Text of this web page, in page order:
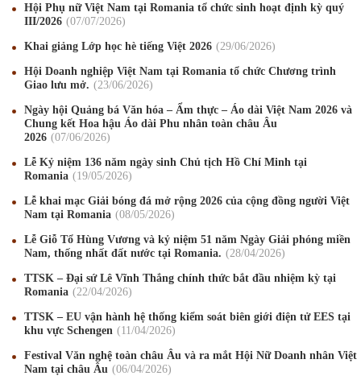
Hội Phụ nữ Việt Nam tại Romania tổ chức sinh hoạt định kỳ quý
III/2026
07/07/2026
Khai giảng Lớp học hè tiếng Việt 2026 29/06/2026
Hội Doanh nghiệp Việt Nam tại Romania tổ chức Chương trình
Giao lưu mở.
23/06/2026
Ngày hội Quảng bá Văn hóa – Ẩm thực – Áo dài Việt Nam 2026 và
Chung kết Hoa hậu Áo dài Phu nhân toàn châu Âu
2026
07/06/2026
Lễ Kỷ niệm 136 năm ngày sinh Chủ tịch Hồ Chí Minh tại
Romania
19/05/2026
Lễ khai mạc Giải bóng đá mở rộng 2026 của cộng đồng người Việt
Nam tại Romania
08/05/2026
Lễ Giỗ Tổ Hùng Vương và kỷ niệm 51 năm Ngày Giải phóng miền
Nam, thống nhất đất nước tại Romania.
28/04/2026
TTSK – Đại sứ Lê Vĩnh Thắng chính thức bắt đầu nhiệm kỳ tại
Romania
22/04/2026
TTSK – EU vận hành hệ thống kiểm soát biên giới điện tử EES tại
khu vực Schengen
11/04/2026
Festival Văn nghệ toàn châu Âu và ra mắt Hội Nữ Doanh nhân Việt
Nam tại châu Âu
06/04/2026
Mừng Xuân Canh Tý 2020 22/01
Chúc mừng Giáng sinh và Năm mới 2020 24/12/2019
Mừng Xuân Kỷ Hợi 2019 03/02 /2019
Chúc mừng Giáng sinh và Năm mới 2019 22 /12 /2018
Chúc mừng Giáng sinh và Năm mới 2026